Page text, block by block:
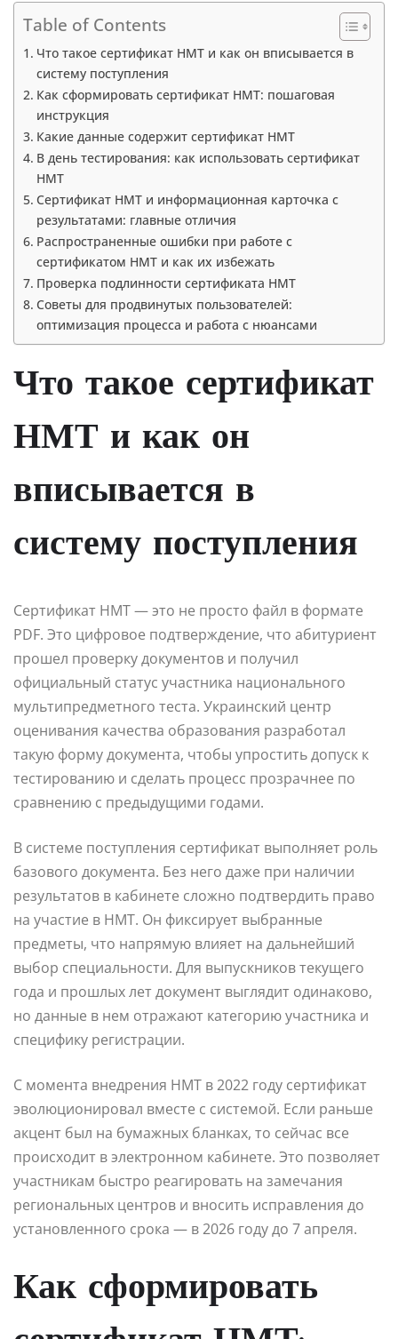
Table of Contents
Что такое сертификат НМТ и как он вписывается в
систему поступления
Как сформировать сертификат НМТ: пошаговая
инструкция
Какие данные содержит сертификат НМТ
В день тестирования: как использовать сертификат
НМТ
Сертификат НМТ и информационная карточка с
результатами: главные отличия
Распространенные ошибки при работе с
сертификатом НМТ и как их избежать
Проверка подлинности сертификата НМТ
Советы для продвинутых пользователей:
оптимизация процесса и работа с нюансами
Что такое сертификат
НМТ и как он
вписывается в
систему поступления
Сертификат НМТ — это не просто файл в формате
PDF. Это цифровое подтверждение, что абитуриент
прошел проверку документов и получил
официальный статус участника национального
мультипредметного теста. Украинский центр
оценивания качества образования разработал
такую форму документа, чтобы упростить допуск к
тестированию и сделать процесс прозрачнее по
сравнению с предыдущими годами.
В системе поступления сертификат выполняет роль
базового документа. Без него даже при наличии
результатов в кабинете сложно подтвердить право
на участие в НМТ. Он фиксирует выбранные
предметы, что напрямую влияет на дальнейший
выбор специальности. Для выпускников текущего
года и прошлых лет документ выглядит одинаково,
но данные в нем отражают категорию участника и
специфику регистрации.
С момента внедрения НМТ в 2022 году сертификат
эволюционировал вместе с системой. Если раньше
акцент был на бумажных бланках, то сейчас все
происходит в электронном кабинете. Это позволяет
участникам быстро реагировать на замечания
региональных центров и вносить исправления до
установленного срока — в 2026 году до 7 апреля.
Как сформировать